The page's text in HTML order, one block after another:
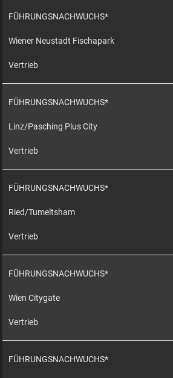
FÜHRUNGSNACHWUCHS*
Wiener Neustadt Fischapark
Vertrieb
FÜHRUNGSNACHWUCHS*
Linz/Pasching Plus City
Vertrieb
FÜHRUNGSNACHWUCHS*
Ried/Tumeltsham
Vertrieb
FÜHRUNGSNACHWUCHS*
Wien Citygate
Vertrieb
FÜHRUNGSNACHWUCHS*